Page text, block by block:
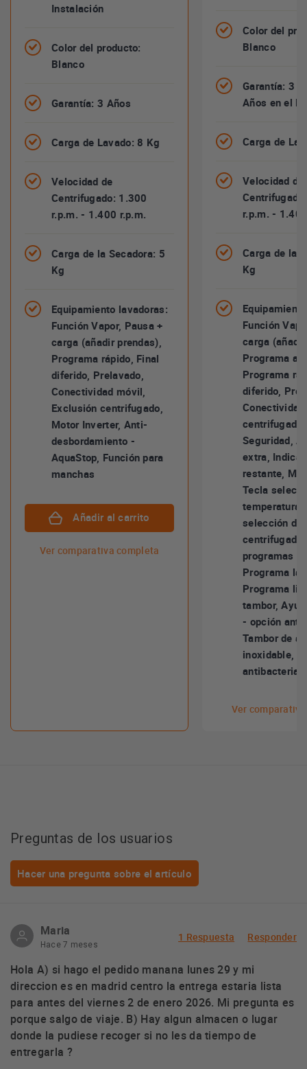
Instalación
Color del producto:
Blanco
Garantía: 3 Años
Carga de Lavado: 8 Kg
Velocidad de
Centrifugado: 1.300
r.p.m. - 1.400 r.p.m.
Carga de la Secadora: 5
Kg
Equipamiento lavadoras:
Función Vapor, Pausa +
carga (añadir prendas),
Programa rápido, Final
diferido, Prelavado,
Conectividad móvil,
Exclusión centrifugado,
Motor Inverter, Anti-
desbordamiento -
AquaStop, Función para
manchas
Añadir al carrito
Ver comparativa completa
Color del
Blanco
Garantía: 3
Años en el
Carga de
Velocidad de
r.p.m. -
Carga de la
Kg
Función
carga
Programa
Programa
diferido,
Seguridad,
extra,
restante,
Tecla
temperatura,
selección de
programas
Programa
Programa
tambor,
- opción
Tambor de
inoxidable,
antibacterias
Ver
Preguntas de los usuarios
Hacer una pregunta sobre el artículo
Maria
Hace 7 meses
1 Respuesta Responder
Hola A) si hago el pedido manana lunes 29 y mi
direccion es en madrid centro la entrega estaria lista
para antes del viernes 2 de enero 2026. Mi pregunta es
porque salgo de viaje. B) Hay algun almacen o lugar
donde la pudiese recoger si no les da tiempo de
entregarla ?